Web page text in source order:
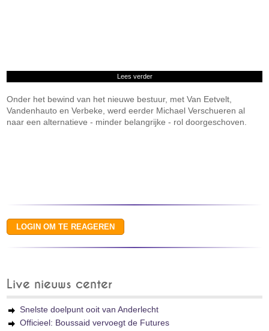
Lees verder
Onder het bewind van het nieuwe bestuur, met Van Eetvelt,
Vandenhauto en Verbeke, werd eerder Michael Verschueren al
naar een alternatieve - minder belangrijke - rol doorgeschoven.
Live nieuws center
Snelste doelpunt ooit van Anderlecht
Officieel: Boussaid vervoegt de Futures